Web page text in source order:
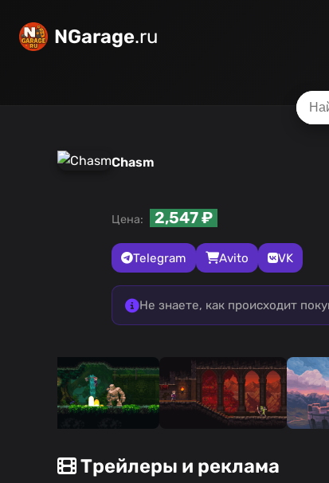
NGarage.ru
Chasm
Цена: 2,547 ₽
Telegram Avito VK
Не знаете, как происходит
Трейлеры и реклама